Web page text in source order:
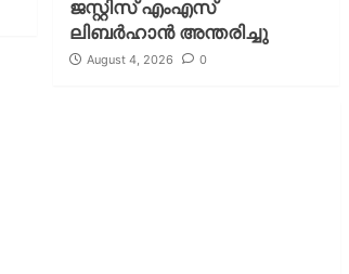
ജസ്റ്റിസ് എംഎസ്
ലിബര്‍ഹാന്‍ അന്തരിച്ചു
August 4, 2026 0